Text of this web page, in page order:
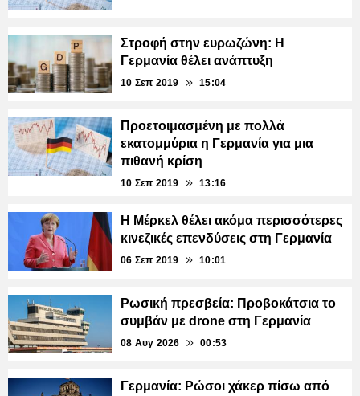
Στροφή στην ευρωζώνη: Η
Γερμανία θέλει ανάπτυξη
10 Σεπ 2019 15:04
Προετοιμασμένη με πολλά
εκατομμύρια η Γερμανία για μια
πιθανή κρίση
10 Σεπ 2019 13:16
Η Μέρκελ θέλει ακόμα περισσότερες
κινεζικές επενδύσεις στη Γερμανία
06 Σεπ 2019 10:01
Ρωσική πρεσβεία: Προβοκάτσια το
συμβάν με drone στη Γερμανία
08 Αυγ 2026 00:53
Γερμανία: Ρώσοι χάκερ πίσω από